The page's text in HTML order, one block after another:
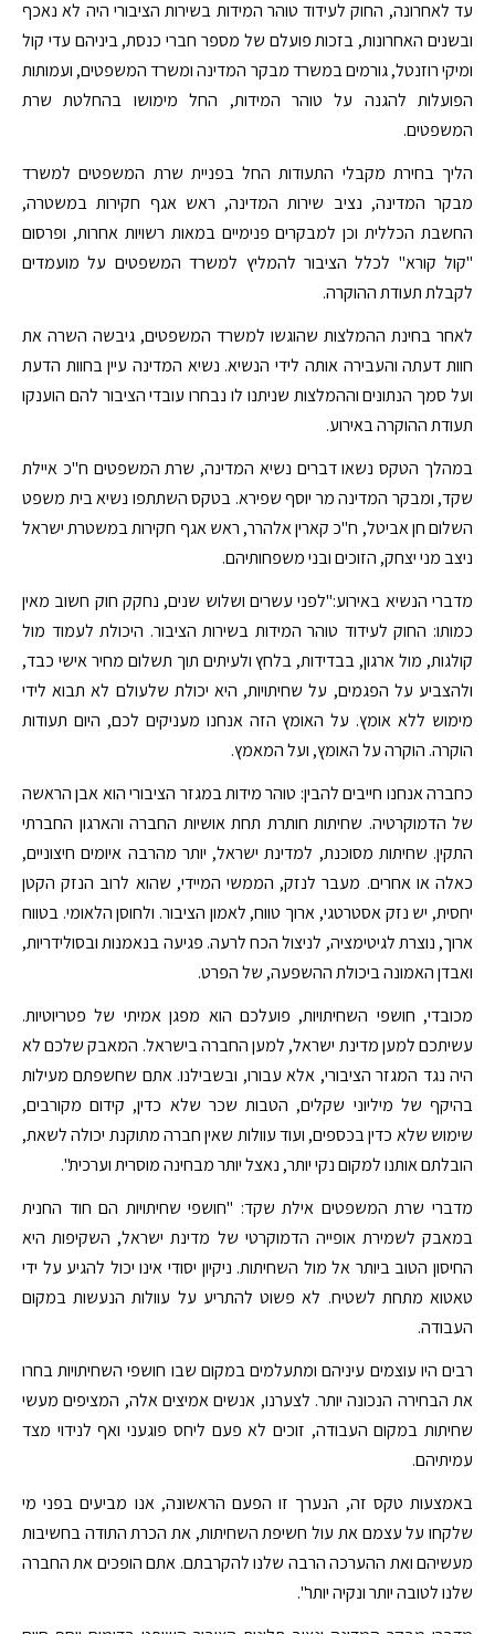
עד לאחרונה, החוק לעידוד טוהר המידות בשירות הציבורי היה לא נאכף
ובשנים האחרונות, בזכות פועלם של מספר חברי כנסת, ביניהם עדי קול
ומיקי רוזנטל, גורמים במשרד מבקר המדינה ומשרד המשפטים, ועמותות
הפועלות להגנה על טוהר המידות, החל מימושו בהחלטת שרת
המשפטים.
הליך בחירת מקבלי התעודות החל בפניית שרת המשפטים למשרד
מבקר המדינה, נציב שירות המדינה, ראש אגף חקירות במשטרה,
החשבת הכללית וכן למבקרים פנימיים במאות רשויות אחרות, ופרסום
"קול קורא" לכלל הציבור להמליץ למשרד המשפטים על מועמדים
לקבלת תעודת ההוקרה.
לאחר בחינת ההמלצות שהוגשו למשרד המשפטים, גיבשה השרה את
חוות דעתה והעבירה אותה לידי הנשיא. נשיא המדינה עיין בחוות הדעת
ועל סמך הנתונים וההמלצות שניתנו לו נבחרו עובדי הציבור להם הוענקו
תעודת ההוקרה באירוע.
במהלך הטקס נשאו דברים נשיא המדינה, שרת המשפטים ח"כ איילת
שקד, ומבקר המדינה מר יוסף שפירא. בטקס השתתפו נשיא בית משפט
השלום חן אביטל, ח"כ קארין אלהרר, ראש אגף חקירות במשטרת ישראל
ניצב מני יצחק, הזוכים ובני משפחותיהם.
מדברי הנשיא באירוע:"לפני עשרים ושלוש שנים, נחקק חוק חשוב מאין
כמותו: החוק לעידוד טוהר המידות בשירות הציבור. היכולת לעמוד מול
קולגות, מול ארגון, בבדידות, בלחץ ולעיתים תוך תשלום מחיר אישי כבד,
ולהצביע על הפגמים, על שחיתויות, היא יכולת שלעולם לא תבוא לידי
מימוש ללא אומץ. על האומץ הזה אנחנו מעניקים לכם, היום תעודות
הוקרה. הוקרה על האומץ, ועל המאמץ.
כחברה אנחנו חייבים להבין: טוהר מידות במגזר הציבורי הוא אבן הראשה
של הדמוקרטיה. שחיתות חותרת תחת אושיות החברה והארגון החברתי
התקין. שחיתות מסוכנת, למדינת ישראל, יותר מהרבה איומים חיצוניים,
כאלה או אחרים. מעבר לנזק, הממשי המיידי, שהוא לרוב הנזק הקטן
יחסית, יש נזק אסטרטגי, ארוך טווח, לאמון הציבור. ולחוסן הלאומי. בטווח
ארוך, נוצרת לגיטימציה, לניצול הכח לרעה. פגיעה בנאמנות ובסולידריות,
ואבדן האמונה ביכולת ההשפעה, של הפרט.
מכובדי, חושפי השחיתויות, פועלכם הוא מפגן אמיתי של פטריוטיות.
עשיתכם למען מדינת ישראל, למען החברה בישראל. המאבק שלכם לא
היה נגד המגזר הציבורי, אלא עבורו, ובשבילנו. אתם שחשפתם מעילות
בהיקף של מיליוני שקלים, הטבות שכר שלא כדין, קידום מקורבים,
שימוש שלא כדין בכספים, ועוד עוולות שאין חברה מתוקנת יכולה לשאת,
הובלתם אותנו למקום נקי יותר, נאצל יותר מבחינה מוסרית וערכית".
מדברי שרת המשפטים אילת שקד: "חושפי שחיתויות הם חוד החנית
במאבק לשמירת אופייה הדמוקרטי של מדינת ישראל, השקיפות היא
החיסון הטוב ביותר אל מול השחיתות. ניקיון יסודי אינו יכול להגיע על ידי
טאטוא מתחת לשטיח. לא פשוט להתריע על עוולות הנעשות במקום
העבודה.
רבים היו עוצמים עיניהם ומתעלמים במקום שבו חושפי השחיתויות בחרו
את הבחירה הנכונה יותר. לצערנו, אנשים אמיצים אלה, המציפים מעשי
שחיתות במקום העבודה, זוכים לא פעם ליחס פוגעני ואף לנידוי מצד
עמיתיהם.
באמצעות טקס זה, הנערך זו הפעם הראשונה, אנו מביעים בפני מי
שלקחו על עצמם את עול חשיפת השחיתות, את הכרת התודה בחשיבות
מעשיהם ואת ההערכה הרבה שלנו להקרבתם. אתם הופכים את החברה
שלנו לטובה יותר ונקיה יותר".